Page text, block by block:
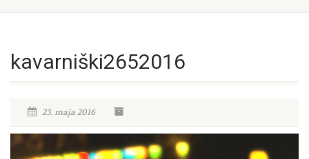
kavarniški2652016
23. maja 2016